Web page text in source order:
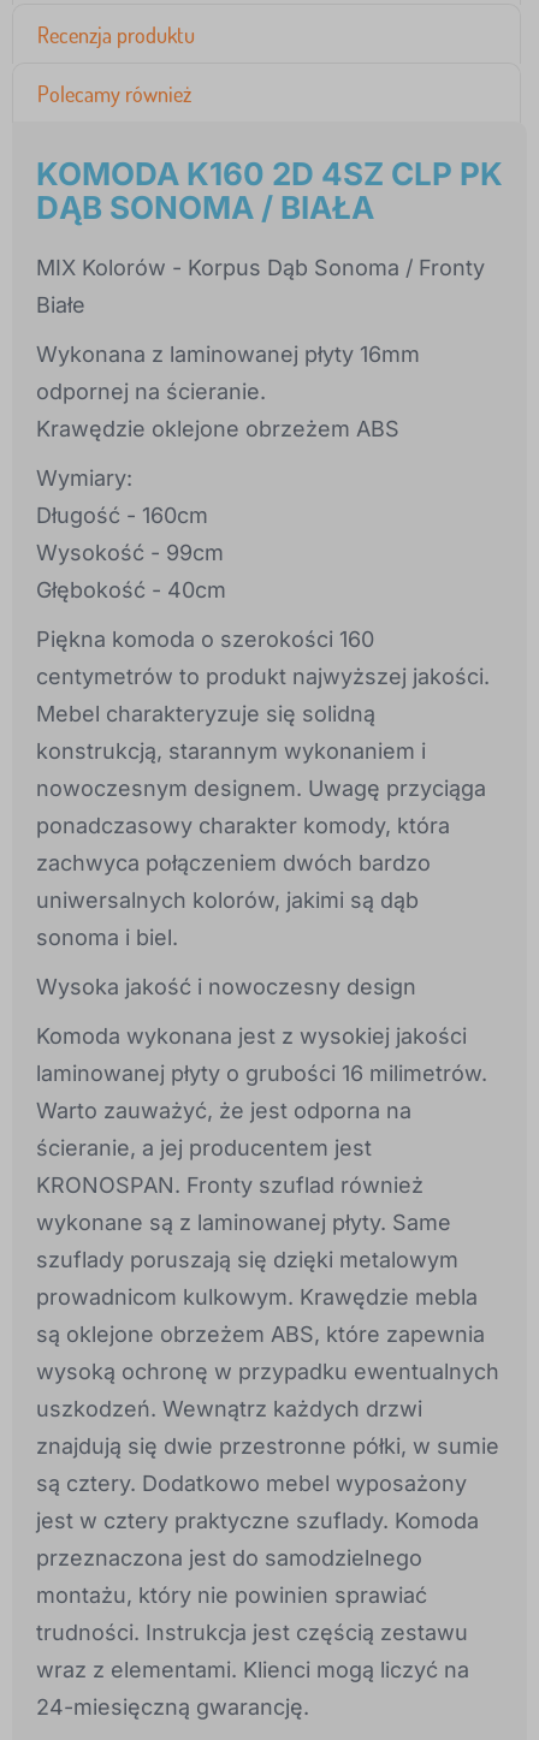
Recenzja produktu
Polecamy również
KOMODA K160 2D 4SZ CLP PK
DĄB SONOMA / BIAŁA
MIX Kolorów - Korpus Dąb Sonoma / Fronty
Białe
Wykonana z laminowanej płyty 16mm
odpornej na ścieranie.
Krawędzie oklejone obrzeżem ABS
Wymiary:
Długość - 160cm
Wysokość - 99cm
Głębokość - 40cm
Piękna komoda o szerokości 160
centymetrów to produkt najwyższej jakości.
Mebel charakteryzuje się solidną
konstrukcją, starannym wykonaniem i
nowoczesnym designem. Uwagę przyciąga
ponadczasowy charakter komody, która
zachwyca połączeniem dwóch bardzo
uniwersalnych kolorów, jakimi są dąb
sonoma i biel.
Wysoka jakość i nowoczesny design
Komoda wykonana jest z wysokiej jakości
laminowanej płyty o grubości 16 milimetrów.
Warto zauważyć, że jest odporna na
ścieranie, a jej producentem jest
KRONOSPAN. Fronty szuflad również
wykonane są z laminowanej płyty. Same
szuflady poruszają się dzięki metalowym
prowadnicom kulkowym. Krawędzie mebla
są oklejone obrzeżem ABS, które zapewnia
wysoką ochronę w przypadku ewentualnych
uszkodzeń. Wewnątrz każdych drzwi
znajdują się dwie przestronne półki, w sumie
są cztery. Dodatkowo mebel wyposażony
jest w cztery praktyczne szuflady. Komoda
przeznaczona jest do samodzielnego
montażu, który nie powinien sprawiać
trudności. Instrukcja jest częścią zestawu
wraz z elementami. Klienci mogą liczyć na
24-miesięczną gwarancję.